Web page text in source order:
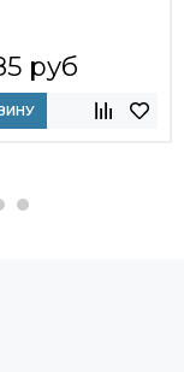
руб